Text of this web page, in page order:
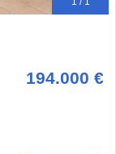
194.000 €